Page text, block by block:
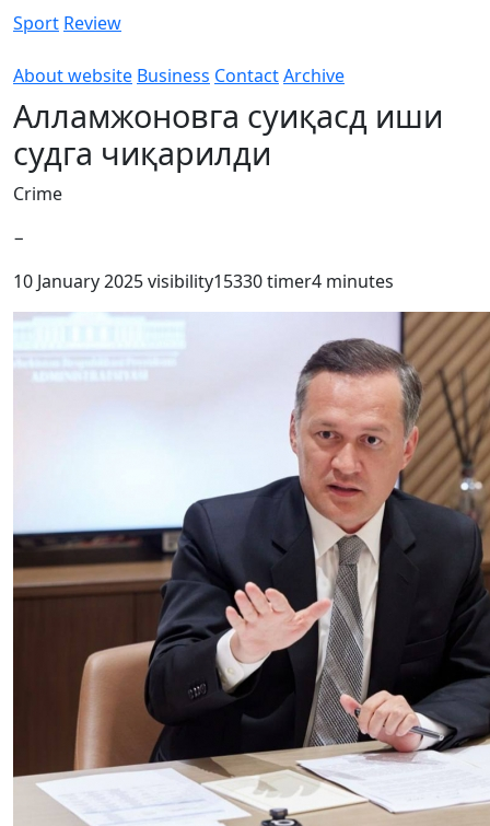
Sport Review
About website Business ContactArchive
Алламжоновга суиқасд иши
судга чиқарилди
Crime
−
10 January 2025visibility15330timer4 minutes